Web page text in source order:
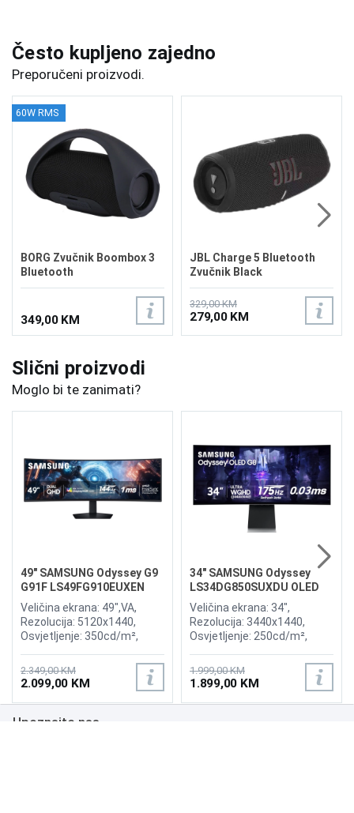
Često kupljeno zajedno
Preporučeni proizvodi.
60W RMS
BORG Zvučnik Boombox 3
Bluetooth
349,00 KM
JBL Charge 5 Bluetooth
Zvučnik Black
329,00 KM
279,00 KM
Slični proizvodi
Moglo bi te zanimati?
49" SAMSUNG Odyssey G9
G91F LS49FG910EUXEN
144Hz Gaming Curved
Display
Veličina ekrana: 49",VA,
Rezolucija: 5120x1440,
Osvjetljenje: 350cd/m²,
Osvježenje: 144Hz, AMD
FreeSync Premium Pro,
Priključci: 2xHDMI 2.1,
DisplayPort, 2xUSB 3.2, USB-
B
2.349,00 KM
2.099,00 KM
34" SAMSUNG Odyssey
LS34DG850SUXDU OLED
G8 175Hz Gaming Curved
Display
Veličina ekrana: 34",
Rezolucija: 3440x1440,
Osvjetljenje: 250cd/m²,
Osvježenje: 175Hz, AMD
FreeSync Premium,
Wireless LAN, Bluetooth ,
Priključci: 2xHDMI,
1.999,00 KM
1.899,00 KM
Upoznajte nas